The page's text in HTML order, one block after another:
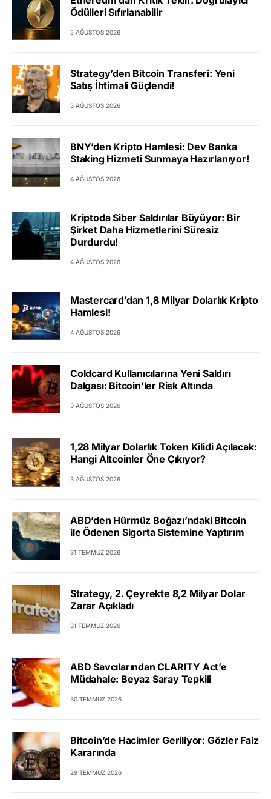
Ödülleri Sıfırlanabilir
5 AĞUSTOS 2026
Strategy’den Bitcoin Transferi: Yeni
Satış İhtimali Güçlendi!
5 AĞUSTOS 2026
BNY’den Kripto Hamlesi: Dev Banka
Staking Hizmeti Sunmaya Hazırlanıyor!
4 AĞUSTOS 2026
Kriptoda Siber Saldırılar Büyüyor: Bir
Şirket Daha Hizmetlerini Süresiz
Durdurdu!
4 AĞUSTOS 2026
Mastercard’dan 1,8 Milyar Dolarlık Kripto
Hamlesi!
4 AĞUSTOS 2026
Coldcard Kullanıcılarına Yeni Saldırı
Dalgası: Bitcoin’ler Risk Altında
3 AĞUSTOS 2026
1,28 Milyar Dolarlık Token Kilidi Açılacak:
Hangi Altcoinler Öne Çıkıyor?
3 AĞUSTOS 2026
ABD’den Hürmüz Boğazı’ndaki Bitcoin
ile Ödenen Sigorta Sistemine Yaptırım
31 TEMMUZ 2026
Strategy, 2. Çeyrekte 8,2 Milyar Dolar
Zarar Açıkladı
31 TEMMUZ 2026
ABD Savcılarından CLARITY Act’e
Müdahale: Beyaz Saray Tepkili
30 TEMMUZ 2026
Bitcoin’de Hacimler Geriliyor: Gözler Faiz
Kararında
29 TEMMUZ 2026